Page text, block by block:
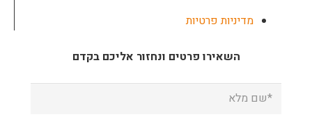
מדיניות פרטיות
השאירו פרטים ונחזור אליכם בקדם